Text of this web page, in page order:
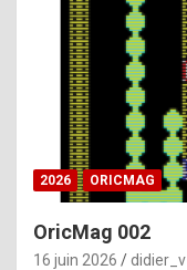
2026 ORICMAG
OricMag 002
16 juin 2026 didier_v